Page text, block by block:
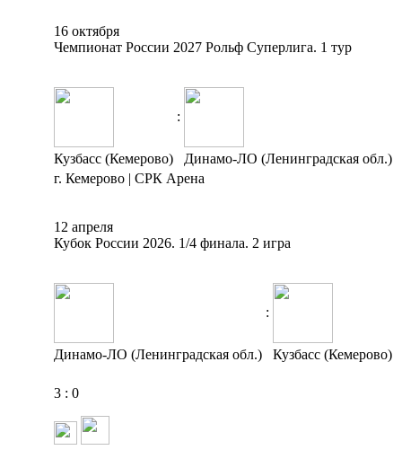
16 октября
Чемпионат России 2027 Рольф Суперлига. 1 тур
:
Кузбасс (Кемерово)
Динамо-ЛО (Ленинградская обл.)
г. Кемерово | СРК Арена
12 апреля
Кубок России 2026. 1/4 финала. 2 игра
:
Динамо-ЛО (Ленинградская обл.) Кузбасс (Кемерово)
3 : 0